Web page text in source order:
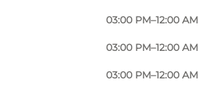
03:00 PM–12:00 AM
03:00 PM–12:00 AM
03:00 PM–12:00 AM